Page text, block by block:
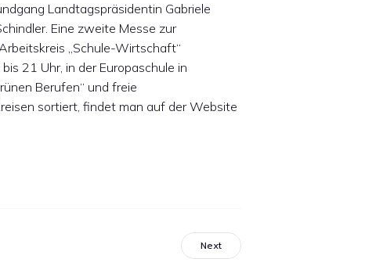
Landtagspräsidentin Gabriele
Eine zweite Messe zur
„Schule-Wirtschaft“
21 Uhr, in der Europaschule in
Berufen“ und freie
sortiert, findet man auf der Website
Next